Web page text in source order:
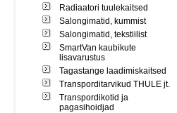
Radiaatori tuulekaitsed
Salongimatid, kummist
Salongimatid, tekstiilist
SmartVan kaubikute
lisavarustus
Tagastange laadimiskaitsed
Transporditarvikud THULE jt.
Transpordikotid ja
pagasihoidjad